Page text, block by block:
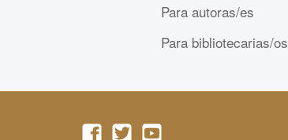
Para autoras/es
Para bibliotecarias/os